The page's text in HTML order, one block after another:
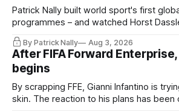
Patrick Nally built world sport's first
programmes – and watched Horst
control into political power. He says the
a FIFA but a system problem; the IOC
sit inside the same architecture:
fiefdoms.
By Patrick Nally Aug 3, 2026
After FIFA Forward
begins
By scrapping FFE, Gianni Infantino is
skin. The reaction to his plans has been